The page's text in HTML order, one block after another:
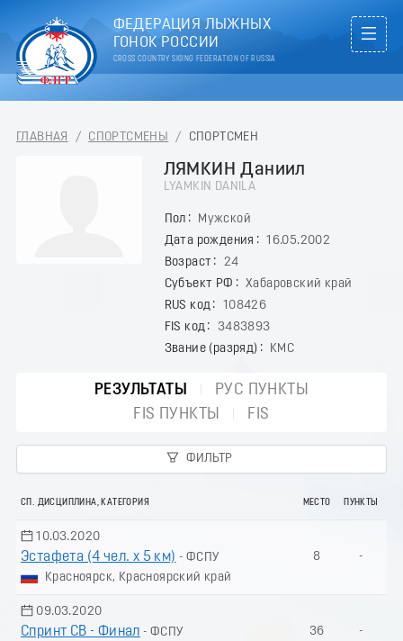
ФЕДЕРАЦИЯ ЛЫЖНЫХ
ГОНОК РОССИИ
CROSS COUNTRY SKIING FEDERATION OF RUSSIA
ГЛАВНАЯ / СПОРТСМЕНЫ / СПОРТСМЕН
ЛЯМКИН Даниил
LYAMKIN DANILA
Пол
Мужской
Дата рождения
16.05.2002
Возраст
24
Субъект РФ
Хабаровский край
RUS код
108426
FIS код
3483893
Звание (разряд)
КМС
РЕЗУЛЬТАТЫ
РУС ПУНКТЫ
FIS ПУНКТЫ
FIS
ФИЛЬТР
СП. ДИСЦИПЛИНА, КАТЕГОРИЯ МЕСТО ПУНКТЫ
10.03.2020
Эстафета (4 чел. х 5 км) - ФСПУ
Красноярск, Красноярский край
8 -
09.03.2020
Спринт СВ - Финал - ФСПУ
36 -